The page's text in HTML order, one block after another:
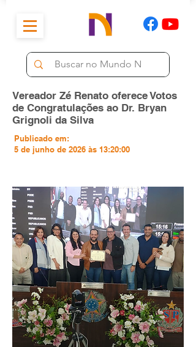
Vereador Zé Renato oferece Votos
de Congratulações ao Dr. Bryan
Grignoli da Silva
Publicado em:
5 de junho de 2026 às 13:20:00